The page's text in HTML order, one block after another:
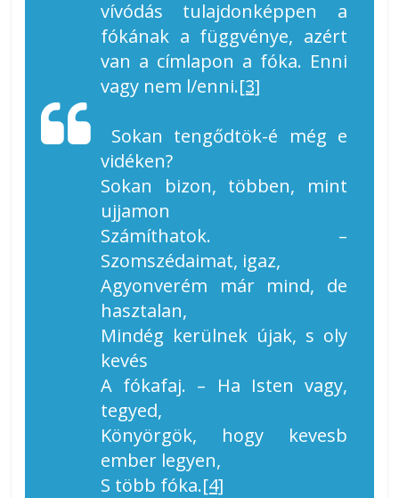
vívódás tulajdonképpen a
fókának a függvénye, azért
van a címlapon a fóka. Enni
vagy nem l/enni.[3]
Sokan tengődtök-é még e
vidéken?
Sokan bizon, többen, mint
ujjamon
Számíthatok. –
Szomszédaimat, igaz,
Agyonverém már mind, de
hasztalan,
Mindég kerülnek újak, s oly
kevés
A fókafaj. – Ha Isten vagy,
tegyed,
Könyörgök, hogy kevesb
ember legyen,
S több fóka.[4]